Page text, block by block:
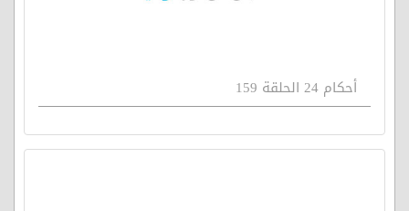
أحكام 24 الحلقة 159